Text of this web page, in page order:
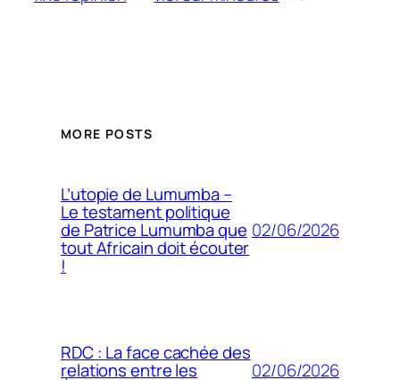
MORE POSTS
L’utopie de Lumumba –
Le testament politique
de Patrice Lumumba que
tout Africain doit écouter
!
02/06/2026
RDC : La face cachée des
relations entre les 02/06/2026